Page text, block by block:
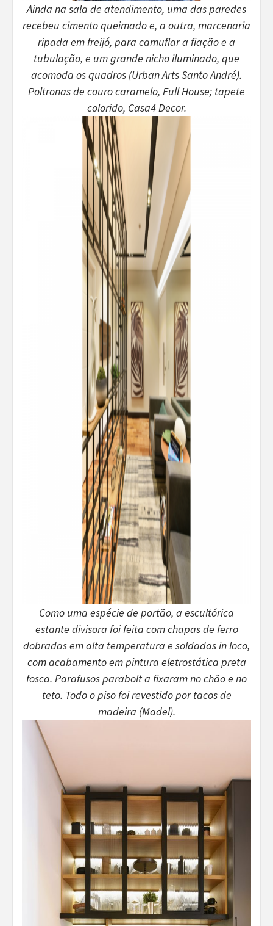
Ainda na sala de atendimento, uma das paredes
recebeu cimento queimado e, a outra, marcenaria
ripada em freijó, para camuflar a fiação e a
tubulação, e um grande nicho iluminado, que
acomoda os quadros (Urban Arts Santo André).
Poltronas de couro caramelo, Full House; tapete
colorido, Casa4 Decor.
Como uma espécie de portão, a escultórica
estante divisora foi feita com chapas de ferro
dobradas em alta temperatura e soldadas in loco,
com acabamento em pintura eletrostática preta
fosca. Parafusos parabolt a fixaram no chão e no
teto. Todo o piso foi revestido por tacos de
madeira (Madel).